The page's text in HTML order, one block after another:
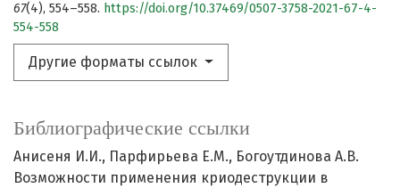
67(4), 554–558. https://doi.org/10.37469/0507-3758-2021-67-4-
554-558
Другие форматы ссылок
Библиографические ссылки
Анисеня И.И., Парфирьева Е.М., Богоутдинова А.В.
Возможности применения криодеструкции в